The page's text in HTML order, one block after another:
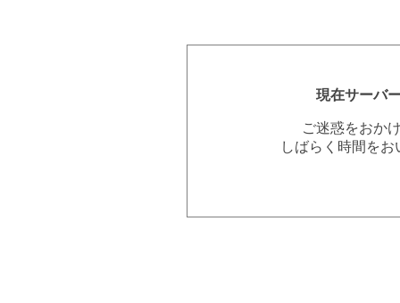
現在サーバ
ご迷惑をおか
しばらく時間を